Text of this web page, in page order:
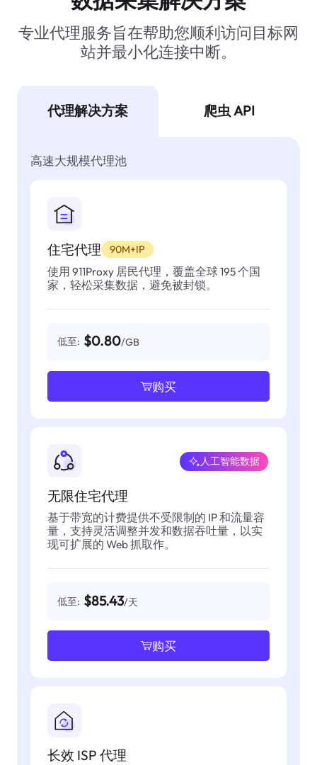
专业代理服务旨在帮助您顺利访问目标网
站并最小化连接中断。
代理解决方案 爬虫 API
高速大规模代理池
住宅代理 90M+IP
使用 911Proxy 居民代理，覆盖全球 195 个国
家，轻松采集数据，避免被封锁。
低至: $0.80/GB
购买
无限住宅代理
人工智能数据
基于带宽的计费提供不受限制的 IP 和流量容
量，支持灵活调整并发和数据吞吐量，以实
现可扩展的 Web 抓取作。
低至: $85.43/天
购买
长效 ISP 代理